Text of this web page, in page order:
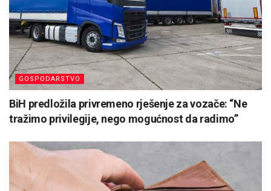
GOSPODARSTVO
BiH predložila privremeno rješenje za vozače: “Ne
tražimo privilegije, nego mogućnost da radimo”